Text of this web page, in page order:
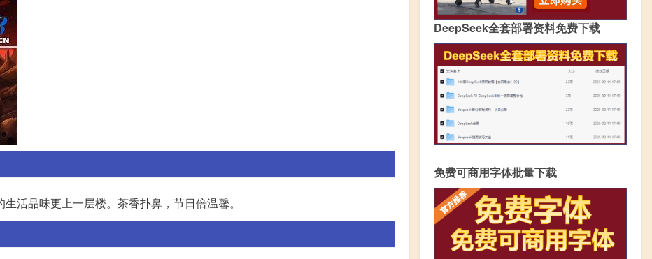
活品味更上一层楼。茶香扑鼻，节日倍温馨。
DeepSeek全套部署资料免费下载
免费可商用字体批量下载